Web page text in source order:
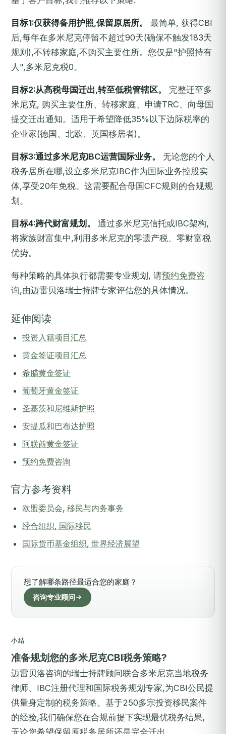
目标1:仅获得备用护照,保留原居所。
最简单, 获得CBI
后,每年在多米尼克停留不超过90天(确保不触发183天
规则),不转移家庭,不购买主要住所。您仅是"护照持有
人",多米尼克税0。
目标2:从高税母国迁出,转至低税管辖区。
完整迁至多
米尼克, 购买主要住所、转移家庭、申请TRC、向母国
提交迁出通知。适用于希望降低35%以下边际税率的
企业家(德国、北欧、英国移居者)。
目标3:通过多米尼克IBC运营国际业务。
无论您的个人
税务居所在哪,设立多米尼克IBC作为国际业务控股实
体,享受20年免税。这需要配合母国CFC规则的合规规
划。
目标4:跨代财富规划。
通过多米尼克信托或IBC架构,
将家族财富集中,利用多米尼克的零遗产税、零财富税
优势。
每种策略的具体执行都需要专业规划, 请预约免费咨
询,由迈雷贝洛瑞士持牌专家评估您的具体情况。
延伸阅读
投资入籍项目汇总
黄金签证项目汇总
希腊黄金签证
葡萄牙黄金签证
圣基茨和尼维斯护照
安提瓜和巴布达护照
阿联酋黄金签证
预约免费咨询
官方参考资料
欧盟委员会, 移民与内务事务
经合组织, 国际移民
国际货币基金组织, 世界经济展望
想了解哪条路径最适合您的家庭？
咨询专业顾问
小结
准备规划您的多米尼克CBI税务策略?
迈雷贝洛咨询的瑞士持牌顾问联合多米尼克当地税务
律师、IBC注册代理和国际税务规划专家,为CBI公民提
供量身定制的税务策略。基于250多宗投资移民案件
的经验,我们确保您在合规前提下实现最优税务结果,
无论您希望保留原税务居所还是完全迁出。